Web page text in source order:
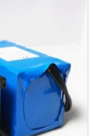
forma e tamanho
em diferentes
de bateria, indústria
e alguns outros
eletrônica.